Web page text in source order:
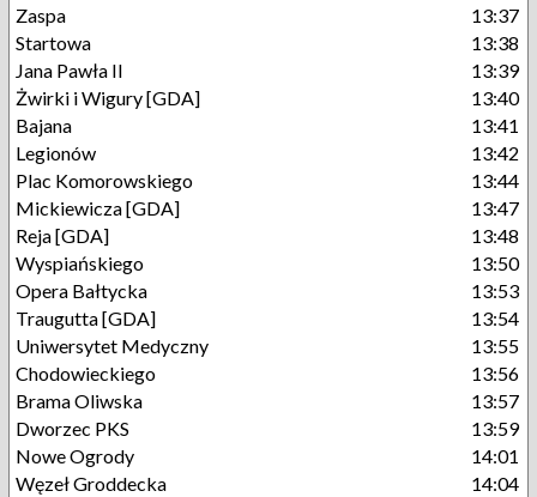
Zaspa
13:37
Startowa
13:38
Jana Pawła II
13:39
Żwirki i Wigury [GDA]
13:40
Bajana
13:41
Legionów
13:42
Plac Komorowskiego
13:44
Mickiewicza [GDA]
13:47
Reja [GDA]
13:48
Wyspiańskiego
13:50
Opera Bałtycka
13:53
Traugutta [GDA]
13:54
Uniwersytet Medyczny
13:55
Chodowieckiego
13:56
Brama Oliwska
13:57
Dworzec PKS
13:59
Nowe Ogrody
14:01
Węzeł Groddecka
14:04